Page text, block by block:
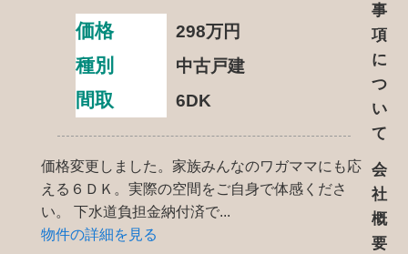
価格 298万円
種別 中古戸建
間取 6DK
価格変更しました。家族みんなのワガママにも応
える６ＤＫ。実際の空間をご自身で体感くださ
い。 下水道負担金納付済で...
物件の詳細を見る
事
項
に
つ
い
て
会
社
概
要